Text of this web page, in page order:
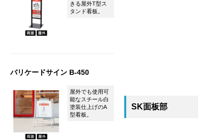
SK面板部
きる屋外T型ス
タンド看板。
バリケードサイン B-450
屋外でも使用可
能なスチール白
塗装仕上げのA
型看板。